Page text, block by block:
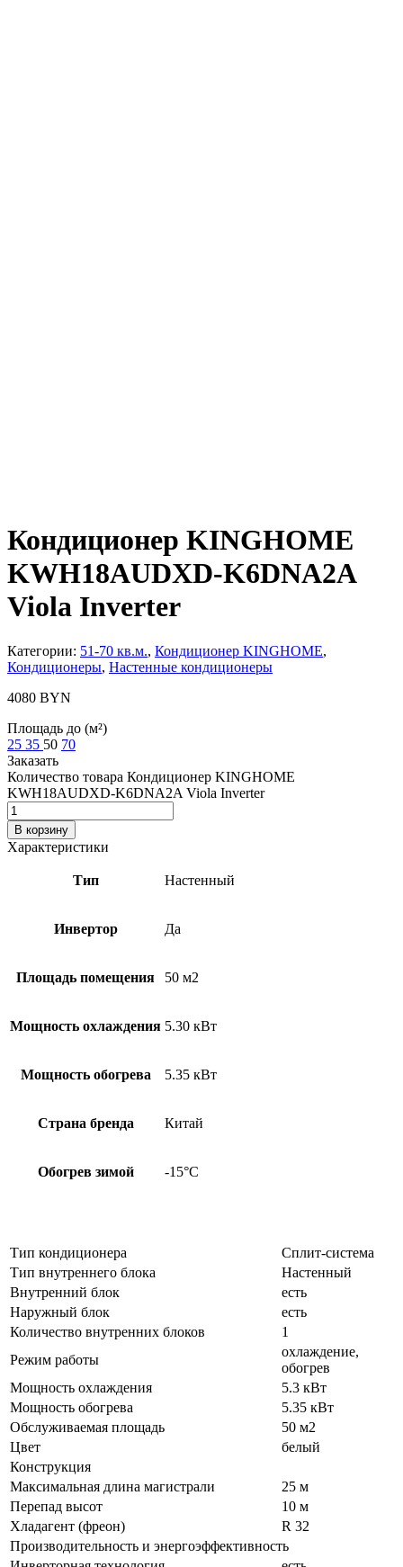
Кондиционер KINGHOME
KWH18AUDXD-K6DNA2A
Viola Inverter
Категории: 51-70 кв.м., Кондиционер KINGHOME,
Кондиционеры, Настенные кондиционеры
4080 BYN
Площадь до (м²)
25 35 50 70
Заказать
Количество товара Кондиционер KINGHOME
KWH18AUDXD-K6DNA2A Viola Inverter
В корзину
Характеристики
Тип Настенный
Инвертор Да
Площадь помещения 50 м2
Мощность охлаждения 5.30 кВт
Мощность обогрева 5.35 кВт
Страна бренда Китай
Обогрев зимой -15°С
Тип кондиционера
Сплит-система
Тип внутреннего блока
Настенный
Внутренний блок
есть
Наружный блок
есть
Количество внутренних блоков
1
Режим работы
охлаждение,
обогрев
Мощность охлаждения
5.3 кВт
Мощность обогрева
5.35 кВт
Обслуживаемая площадь
50 м2
Цвет
белый
Конструкция
Максимальная длина магистрали
25 м
Перепад высот
10 м
Хладагент (фреон)
R 32
Производительность и энергоэффективность